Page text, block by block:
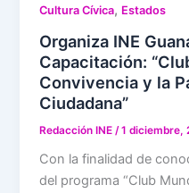
Cultura Cívica, Estados
Organiza INE
Capacitación:
Convivencia y la
Ciudadana”
Redacción INE /1 diciembre,
Con la finalidad de
del programa “Club